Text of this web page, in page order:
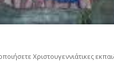
Χριστουγεννιάτικες